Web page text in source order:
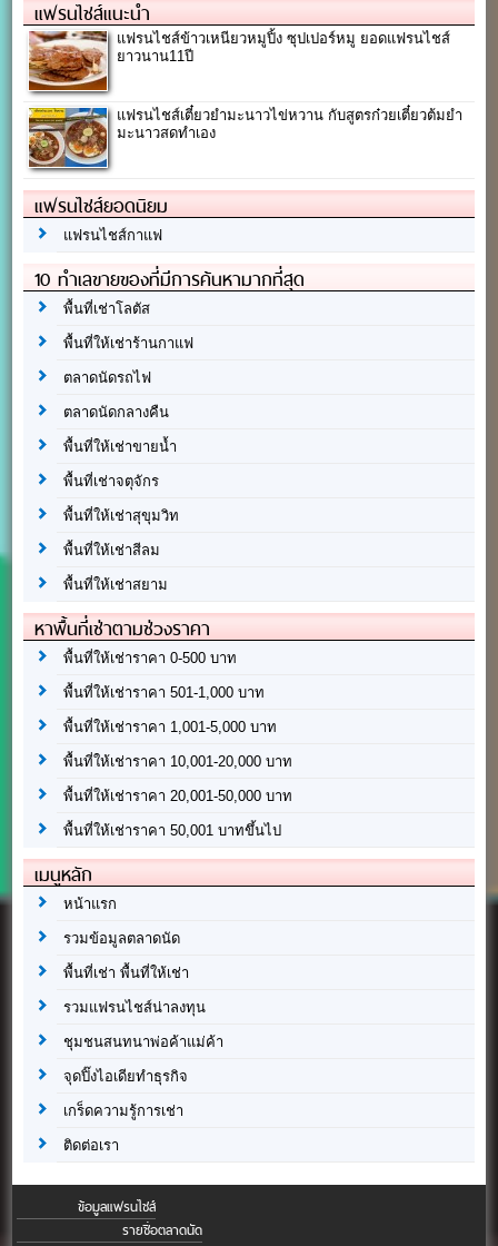
แฟรนไชส์แนะนำ
แฟรนไชส์ข้าวเหนียวหมูปิ้ง ซุปเปอร์หมู ยอดแฟรนไชส์
ยาวนาน11ปี
แฟรนไชส์เตี๋ยวยำมะนาวไข่หวาน กับสูตรก๋วยเตี๋ยวต้มยำ
มะนาวสดทำเอง
แฟรนไชส์ยอดนิยม
แฟรนไชส์กาแฟ
10 ทำเลขายของที่มีการค้นหามากที่สุด
พื้นที่เช่าโลตัส
พื้นที่ให้เช่าร้านกาแฟ
ตลาดนัดรถไฟ
ตลาดนัดกลางคืน
พื้นที่ให้เช่าขายน้ำ
พื้นที่เช่าจตุจักร
พื้นที่ให้เช่าสุขุมวิท
พื้นที่ให้เช่าสีลม
พื้นที่ให้เช่าสยาม
หาพื้นที่เช่าตามช่วงราคา
พื้นที่ให้เช่าราคา 0-500 บาท
พื้นที่ให้เช่าราคา 501-1,000 บาท
พื้นที่ให้เช่าราคา 1,001-5,000 บาท
พื้นที่ให้เช่าราคา 10,001-20,000 บาท
พื้นที่ให้เช่าราคา 20,001-50,000 บาท
พื้นที่ให้เช่าราคา 50,001 บาทขึ้นไป
เมนูหลัก
หน้าแรก
รวมข้อมูลตลาดนัด
พื้นที่เช่า พื้นที่ให้เช่า
รวมแฟรนไชส์น่าลงทุน
ชุมชนสนทนาพ่อค้าแม่ค้า
จุดปิ๊งไอเดียทำธุรกิจ
เกร็ดความรู้การเช่า
ติดต่อเรา
ข้อมูลแฟรนไชส์
รายชื่อตลาดนัด